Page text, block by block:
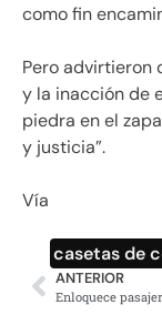
como fin
Pero advirtieron
y la inacción de
piedra en el
y justicia”.
Vía
casetas de
ANTERIOR